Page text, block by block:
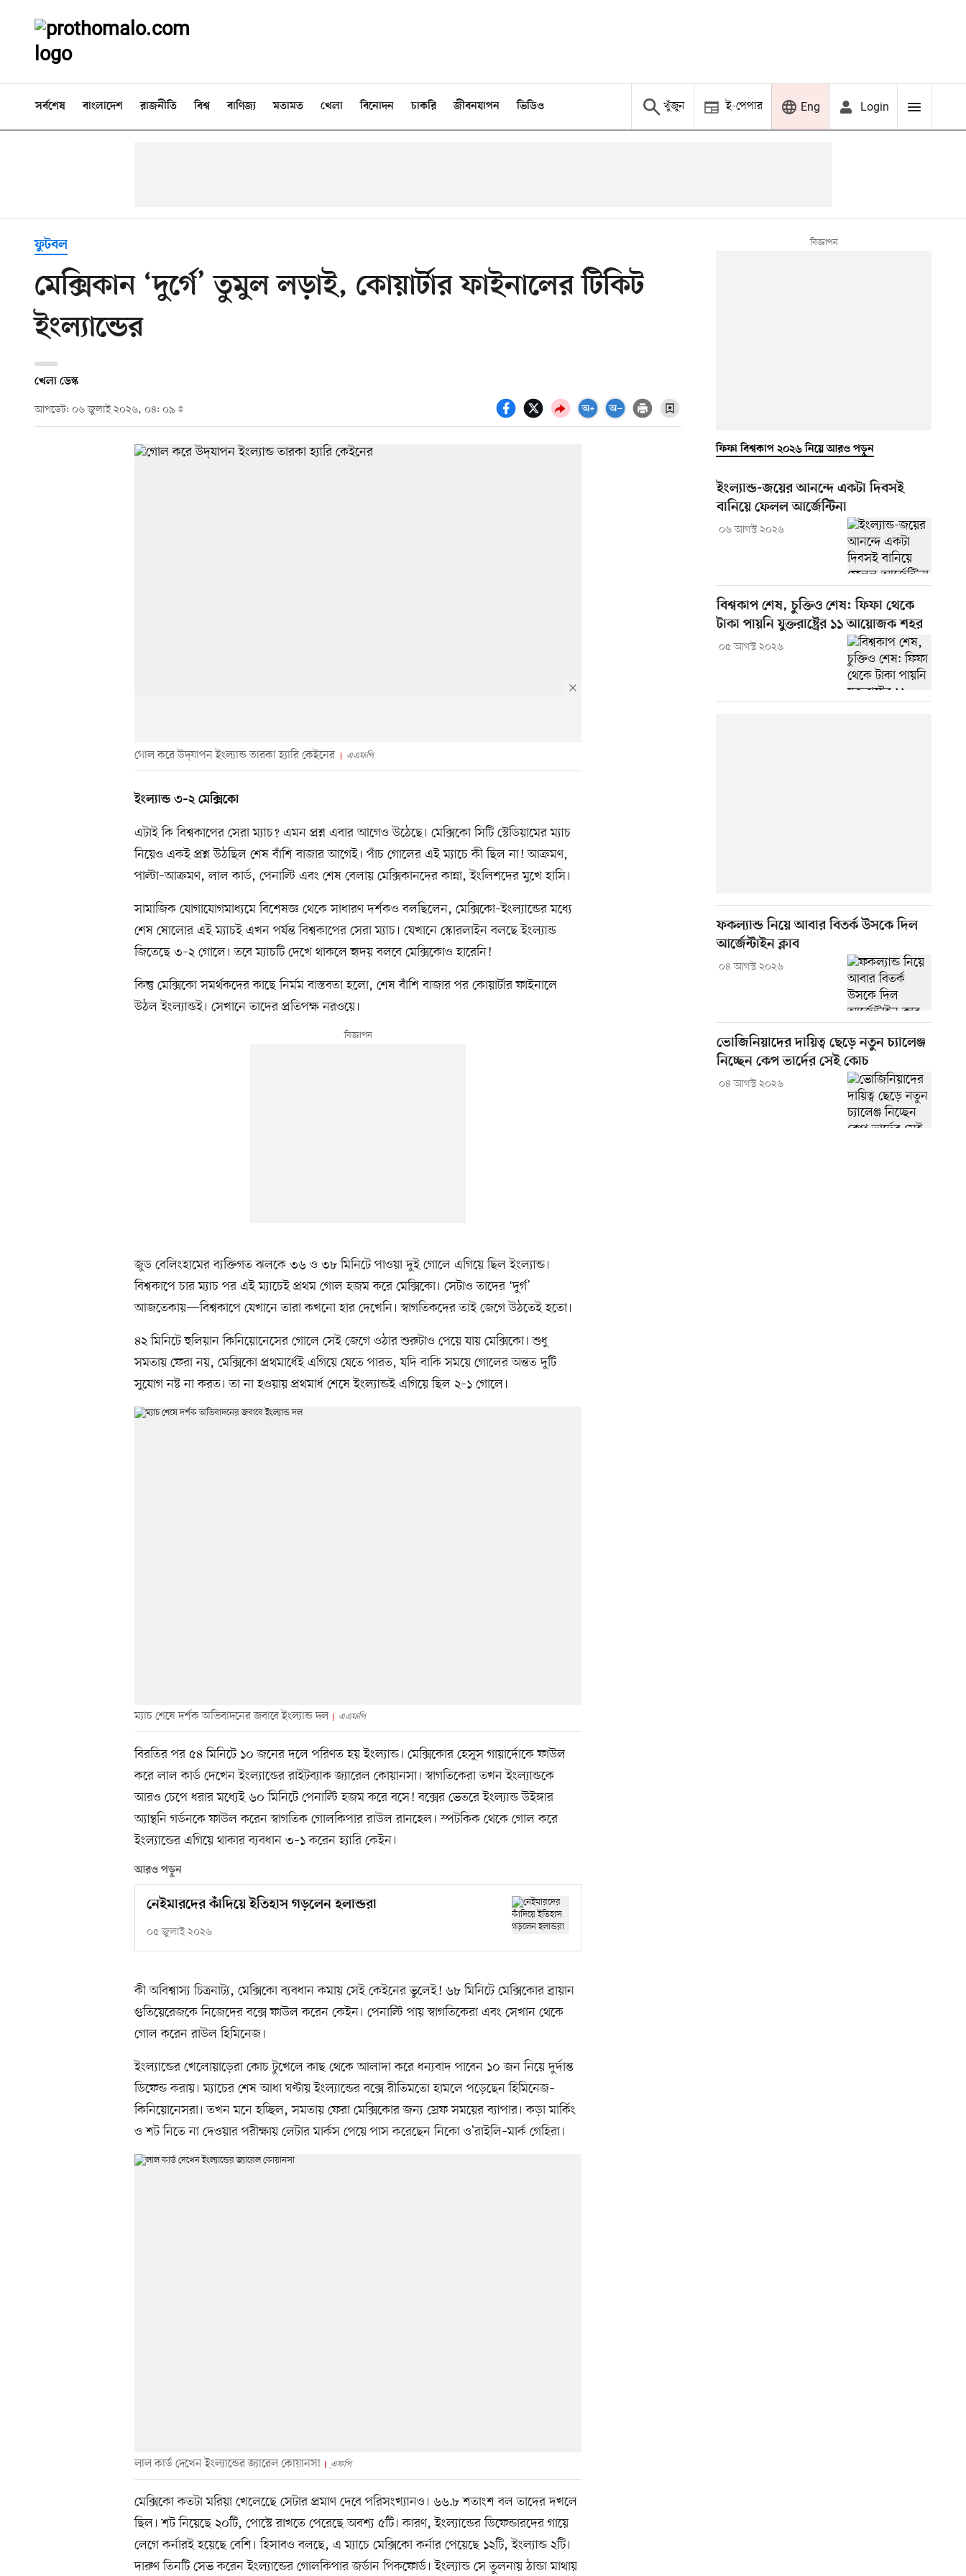
সর্বশেষ বাংলাদেশ রাজনীতি বিশ্ব বাণিজ্য মতামত খেলা বিনোদন চাকরি জীবনযাপন ভিডিও খুঁজুন ই-পেপার Eng Login
ফুটবল
মেক্সিকান ‘দুর্গে’ তুমুল লড়াই, কোয়ার্টার ফাইনালের টিকিট
ইংল্যান্ডের
খেলা ডেস্ক
আপডেট: ০৬ জুলাই ২০২৬, ০৪: ০৯
গোল করে উদ্‌যাপন ইংল্যান্ড তারকা হ্যারি কেইনের এএফপি
ইংল্যান্ড ৩–২ মেক্সিকো
এটাই কি বিশ্বকাপের সেরা ম্যাচ? এমন প্রশ্ন এবার আগেও উঠেছে। মেক্সিকো সিটি স্টেডিয়ামের ম্যাচ
নিয়েও একই প্রশ্ন উঠছিল শেষ বাঁশি বাজার আগেই। পাঁচ গোলের এই ম্যাচে কী ছিল না! আক্রমণ,
পাল্টা–আক্রমণ, লাল কার্ড, পেনাল্টি এবং শেষ বেলায় মেক্সিকানদের কান্না, ইংলিশদের মুখে হাসি।
সামাজিক যোগাযোগমাধ্যমে বিশেষজ্ঞ থেকে সাধারণ দর্শকও বলছিলেন, মেক্সিকো–ইংল্যান্ডের মধ্যে
শেষ ষোলোর এই ম্যাচই এখন পর্যন্ত বিশ্বকাপের সেরা ম্যাচ। যেখানে স্কোরলাইন বলছে ইংল্যান্ড
জিতেছে ৩–২ গোলে। তবে ম্যাচটি দেখে থাকলে হৃদয় বলবে মেক্সিকোও হারেনি!
কিন্তু মেক্সিকো সমর্থকদের কাছে নির্মম বাস্তবতা হলো, শেষ বাঁশি বাজার পর কোয়ার্টার ফাইনালে
উঠল ইংল্যান্ডই। সেখানে তাদের প্রতিপক্ষ নরওয়ে।
জুড বেলিংহামের ব্যক্তিগত ঝলকে ৩৬ ও ৩৮ মিনিটে পাওয়া দুই গোলে এগিয়ে ছিল ইংল্যান্ড।
বিশ্বকাপে চার ম্যাচ পর এই ম্যাচেই প্রথম গোল হজম করে মেক্সিকো। সেটাও তাদের ‘দুর্গ’
আজতেকায়—বিশ্বকাপে যেখানে তারা কখনো হার দেখেনি। স্বাগতিকদের তাই জেগে উঠতেই হতো।
৪২ মিনিটে হুলিয়ান কিনিয়োনেসের গোলে সেই জেগে ওঠার শুরুটাও পেয়ে যায় মেক্সিকো। শুধু
সমতায় ফেরা নয়, মেক্সিকো প্রথমার্ধেই এগিয়ে যেতে পারত, যদি বাকি সময়ে গোলের অন্তত দুটি
সুযোগ নষ্ট না করত। তা না হওয়ায় প্রথমার্ধ শেষে ইংল্যান্ডই এগিয়ে ছিল ২–১ গোলে।
ম্যাচ শেষে দর্শক অভিবাদনের জবাবে ইংল্যান্ড দল এএফপি
বিরতির পর ৫৪ মিনিটে ১০ জনের দলে পরিণত হয় ইংল্যান্ড। মেক্সিকোর হেসুস গায়ার্দোকে ফাউল
করে লাল কার্ড দেখেন ইংল্যান্ডের রাইটব্যাক জ্যারেল কোয়ানসা। স্বাগতিকেরা তখন ইংল্যান্ডকে
আরও চেপে ধরার মধ্যেই ৬০ মিনিটে পেনাল্টি হজম করে বসে! বক্সের ভেতরে ইংল্যান্ড উইঙ্গার
অ্যান্থনি গর্ডনকে ফাউল করেন স্বাগতিক গোলকিপার রাউল রানহেল। স্পটকিক থেকে গোল করে
ইংল্যান্ডের এগিয়ে থাকার ব্যবধান ৩–১ করেন হ্যারি কেইন।
আরও পড়ুন
নেইমারদের কাঁদিয়ে ইতিহাস গড়লেন হলান্ডরা
০৫ জুলাই ২০২৬
কী অবিশ্বাস্য চিত্রনাট্য, মেক্সিকো ব্যবধান কমায় সেই কেইনের ভুলেই! ৬৮ মিনিটে মেক্সিকোর ব্রায়ান
গুতিয়েরেজকে নিজেদের বক্সে ফাউল করেন কেইন। পেনাল্টি পায় স্বাগতিকেরা এবং সেখান থেকে
গোল করেন রাউল হিমিনেজ।
ইংল্যান্ডের খেলোয়াড়েরা কোচ টুখেলে কাছ থেকে আলাদা করে ধন্যবাদ পাবেন ১০ জন নিয়ে দুর্দান্ত
ডিফেন্ড করায়। ম্যাচের শেষ আধা ঘণ্টায় ইংল্যান্ডের বক্সে রীতিমতো হামলে পড়েছেন হিমিনেজ–
কিনিয়োনেসরা। তখন মনে হচ্ছিল, সমতায় ফেরা মেক্সিকোর জন্য স্রেফ সময়ের ব্যাপার। কড়া মার্কিং
ও শট নিতে না দেওয়ার পরীক্ষায় লেটার মার্কস পেয়ে পাস করেছেন নিকো ও’রাইলি–মার্ক গেহিরা।
লাল কার্ড দেখেন ইংল্যান্ডের জ্যারেল কোয়ানসা এ্ফপি
মেক্সিকো কতটা মরিয়া খেলেছেে সেটার প্রমাণ দেবে পরিসংখ্যানও। ৬৬.৮ শতাংশ বল তাদের দখলে
ছিল। শট নিয়েছে ২০টি, পোস্টে রাখতে পেরেছে অবশ্য ৫টি। কারণ, ইংল্যান্ডের ডিফেন্ডারদের গায়ে
লেগে কর্নারই হয়েছে বেশি। হিসাবও বলছে, এ ম্যাচে মেক্সিকো কর্নার পেয়েছে ১২টি, ইংল্যান্ড ২টি।
দারুণ তিনটি সেভ করেন ইংল্যান্ডের গোলকিপার জর্ডান পিকফোর্ড। ইংল্যান্ড সে তুলনায় ঠান্ডা মাথায়
ফিফা বিশ্বকাপ ২০২৬ নিয়ে আরও পড়ুন
ইংল্যান্ড-জয়ের আনন্দে একটা দিবসই
বানিয়ে ফেলল আর্জেন্টিনা
০৬ আগস্ট ২০২৬
বিশ্বকাপ শেষ, চুক্তিও শেষ: ফিফা থেকে
টাকা পায়নি যুক্তরাষ্ট্রের ১১ আয়োজক শহর
০৫ আগস্ট ২০২৬
ফকল্যান্ড নিয়ে আবার বিতর্ক উসকে দিল
আর্জেন্টাইন ক্লাব
০৪ আগস্ট ২০২৬
ভোজিনিয়াদের দায়িত্ব ছেড়ে নতুন চ্যালেঞ্জ
নিচ্ছেন কেপ ভার্দের সেই কোচ
০৪ আগস্ট ২০২৬